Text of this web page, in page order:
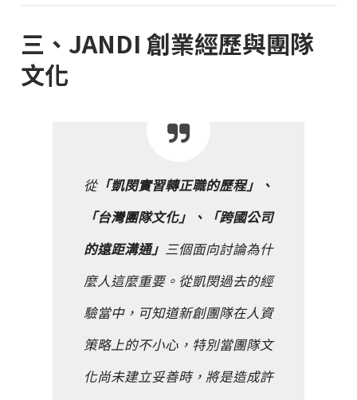
三、JANDI 創業經歷與團隊
文化
從「凱閔實習轉正職的歷程」、
「台灣團隊文化」、「跨國公司
的遠距溝通」 三個面向討論為什
麼人這麼重要。從凱閔過去的經
驗當中，可知道新創團隊在人資
策略上的不小心，特別當團隊文
化尚未建立妥善時，將是造成許